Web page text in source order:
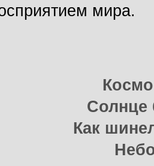
мира.
Солнце
Как